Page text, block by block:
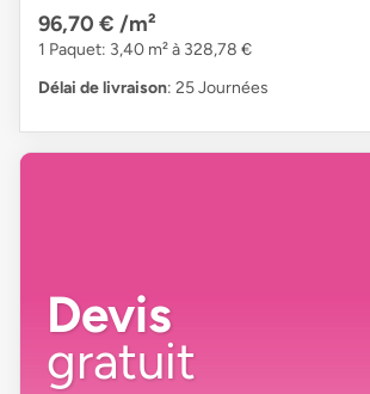
96,70 € /m²
1 Paquet: 3,40 m² à 328,78 €
Délai de livraison: 25 Journées
Devis
gratuit